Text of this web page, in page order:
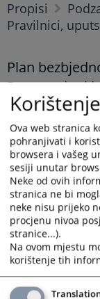
Propisi
Pravilnici,
Plan
Pravosudnoj
Tekst dokumenta
Prikazana vijest
Vijest dostupna
Ova web stranica
pohranjivati i
browsera i vašeg
sesiji unutar
Neke od ovih
stranica ne bi
neke nisu prijeko
procjenu nivoa
stranice...).
Na ovom mjestu
korištenje tih